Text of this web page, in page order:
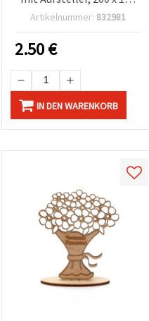
Cookie-
Einstellungen
mm
Artikelnummer: 832981
2.50€
IN DEN WARENKORB